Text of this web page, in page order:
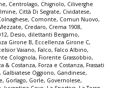
, Centrolago, Chignolo, Ciliverghe
, Città Di Segrate, Cividatese,
, Comonte, Comun Nuovo,
, Credaro, Crema 1908,
, Desio, dilettanti Bergamo,
Girone B, Eccellenza Girone C,
Vaiano, Falco, Falco Albino,
Colognola, Fiorente Grassobbio,
& Costanza, Forza e Costanza, Frassati
, Galbiatese Oggiono, Gandinese,
, Gorlago, Gorle, Governolese,